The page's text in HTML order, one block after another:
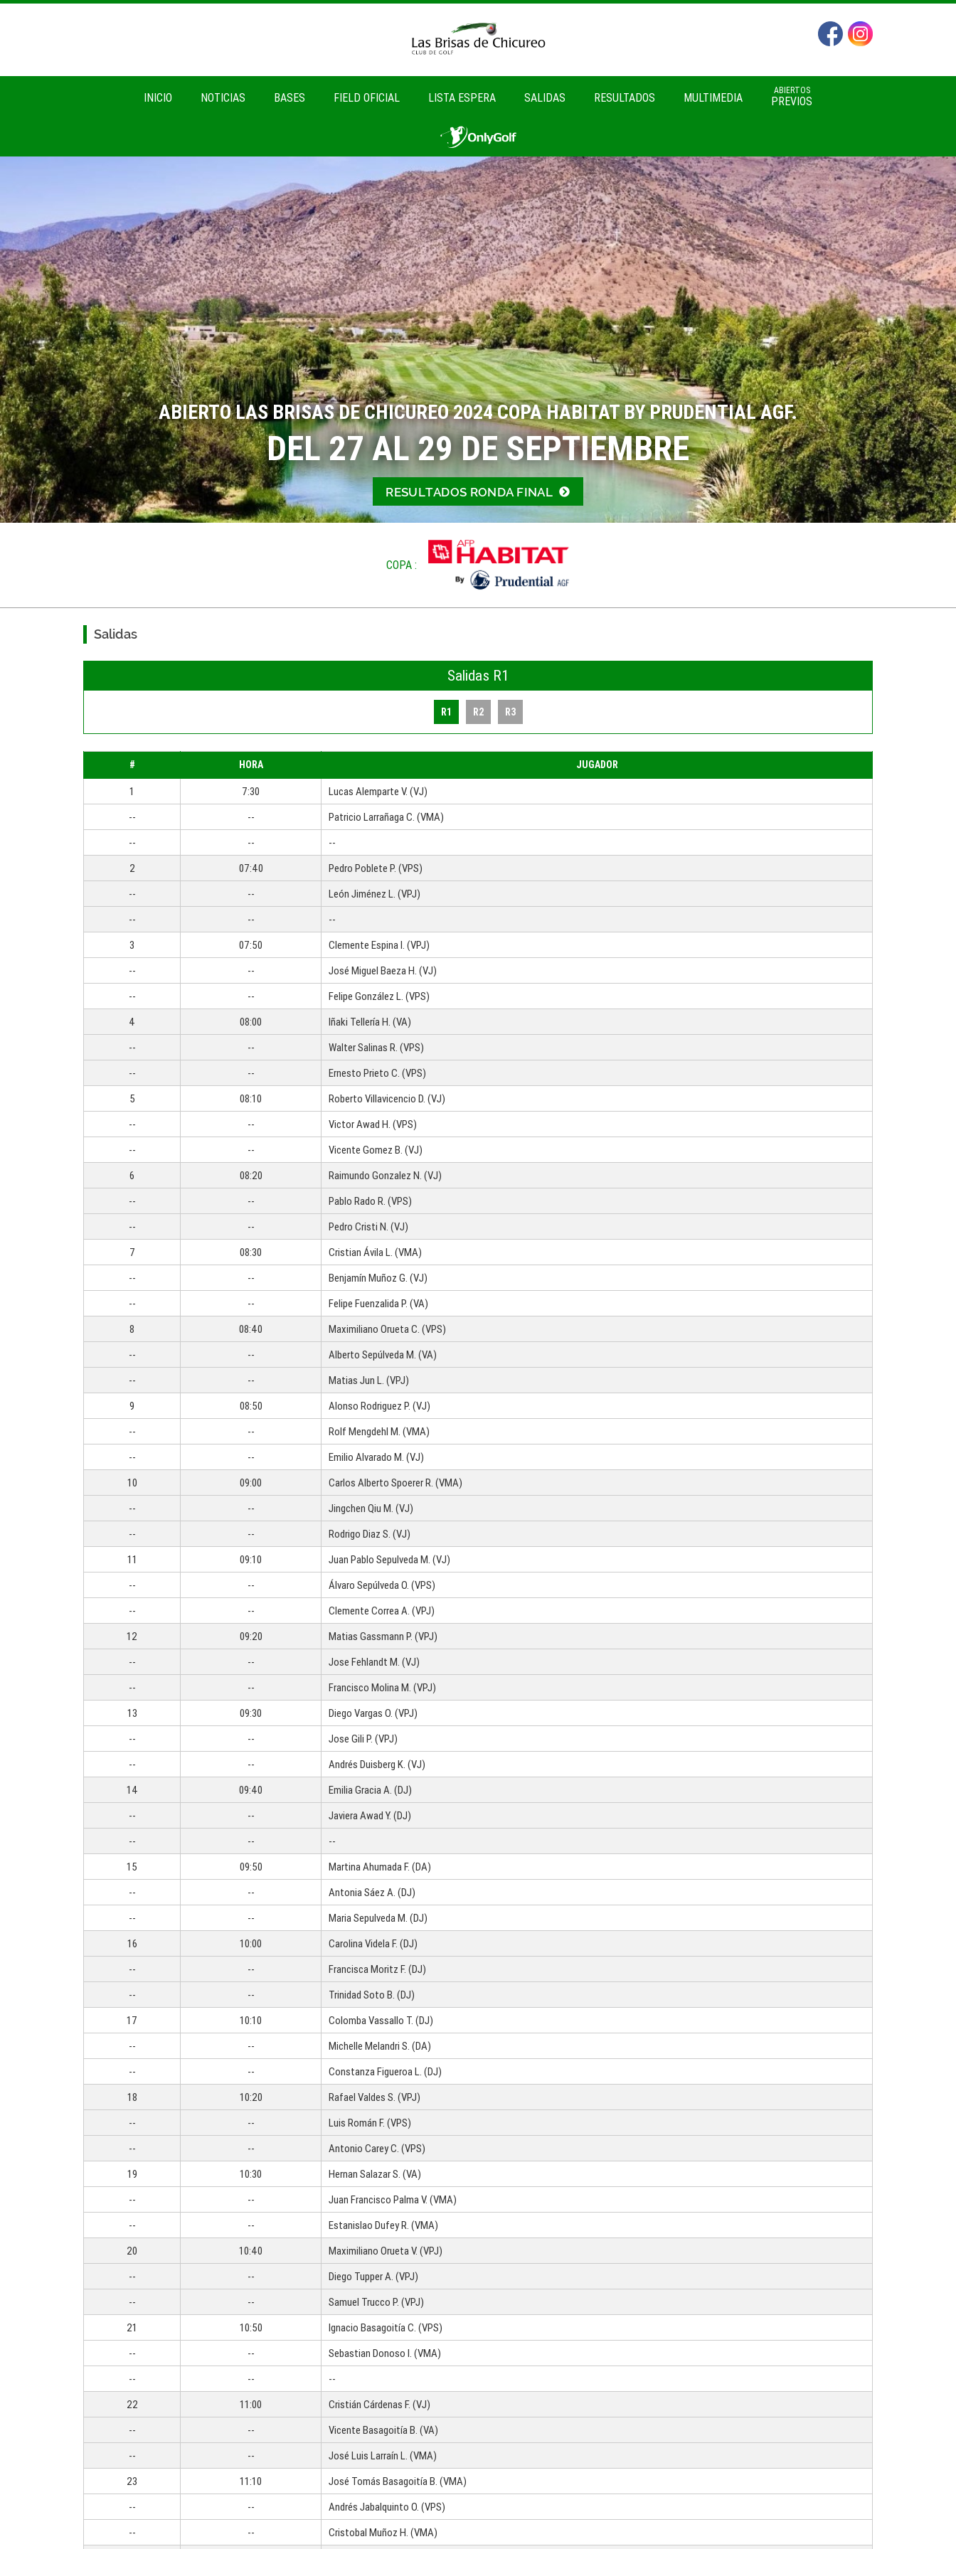
INICIO NOTICIAS BASES FIELD OFICIAL LISTA ESPERA SALIDAS RESULTADOS MULTIMEDIA
ABIERTOS
PREVIOS
ABIERTO LAS BRISAS DE CHICUREO 2024 COPA HABITAT BY PRUDENTIAL AGF.
DEL 27 AL 29 DE SEPTIEMBRE
RESULTADOS RONDA FINAL
COPA :
Salidas
Salidas R1
R1 R2 R3
# HORA JUGADOR
1 7:30
Lucas Alemparte V. (VJ)
--
--
Patricio Larrañaga C. (VMA)
--
--
--
2
07:40
Pedro Poblete P. (VPS)
--
--
León Jiménez L. (VPJ)
--
--
--
3
07:50
Clemente Espina I. (VPJ)
--
--
José Miguel Baeza H. (VJ)
--
--
Felipe González L. (VPS)
4
08:00
Iñaki Tellería H. (VA)
--
--
Walter Salinas R. (VPS)
--
--
Ernesto Prieto C. (VPS)
5
08:10
Roberto Villavicencio D. (VJ)
--
--
Victor Awad H. (VPS)
--
--
Vicente Gomez B. (VJ)
6
08:20
Raimundo Gonzalez N. (VJ)
--
--
Pablo Rado R. (VPS)
--
--
Pedro Cristi N. (VJ)
7
08:30
Cristian Ávila L. (VMA)
--
--
Benjamín Muñoz G. (VJ)
--
--
Felipe Fuenzalida P. (VA)
8
08:40
Maximiliano Orueta C. (VPS)
--
--
Alberto Sepúlveda M. (VA)
--
--
Matias Jun L. (VPJ)
9
08:50
Alonso Rodriguez P. (VJ)
--
--
Rolf Mengdehl M. (VMA)
--
--
Emilio Alvarado M. (VJ)
10
09:00
Carlos Alberto Spoerer R. (VMA)
--
--
Jingchen Qiu M. (VJ)
--
--
Rodrigo Diaz S. (VJ)
11
09:10
Juan Pablo Sepulveda M. (VJ)
--
--
Álvaro Sepúlveda O. (VPS)
--
--
Clemente Correa A. (VPJ)
12
09:20
Matias Gassmann P. (VPJ)
--
--
Jose Fehlandt M. (VJ)
--
--
Francisco Molina M. (VPJ)
13
09:30
Diego Vargas O. (VPJ)
--
--
Jose Gili P. (VPJ)
--
--
Andrés Duisberg K. (VJ)
14
09:40
Emilia Gracia A. (DJ)
--
--
Javiera Awad Y. (DJ)
--
--
--
15
09:50
Martina Ahumada F. (DA)
--
--
Antonia Sáez A. (DJ)
--
--
Maria Sepulveda M. (DJ)
16
10:00
Carolina Videla F. (DJ)
--
--
Francisca Moritz F. (DJ)
--
--
Trinidad Soto B. (DJ)
17
10:10
Colomba Vassallo T. (DJ)
--
--
Michelle Melandri S. (DA)
--
--
Constanza Figueroa L. (DJ)
18
10:20
Rafael Valdes S. (VPJ)
--
--
Luis Román F. (VPS)
--
--
Antonio Carey C. (VPS)
19
10:30
Hernan Salazar S. (VA)
--
--
Juan Francisco Palma V. (VMA)
--
--
Estanislao Dufey R. (VMA)
20
10:40
Maximiliano Orueta V. (VPJ)
--
--
Diego Tupper A. (VPJ)
--
--
Samuel Trucco P. (VPJ)
21
10:50
Ignacio Basagoitía C. (VPS)
--
--
Sebastian Donoso I. (VMA)
--
--
--
22
11:00
Cristián Cárdenas F. (VJ)
--
--
Vicente Basagoitía B. (VA)
--
--
José Luis Larraín L. (VMA)
23
11:10
José Tomás Basagoitía B. (VMA)
--
--
Andrés Jabalquinto O. (VPS)
--
-- Cristobal Muñoz H. (VMA)